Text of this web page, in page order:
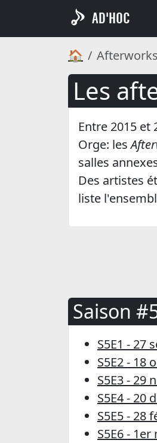
AD'HOC
🏠 Afterworks
Les
Entre 2015 et
Orge: les
salles
Des artistes
liste
Saison
S5E1 - 27
S5E2 - 18
S5E3 - 29
S5E4 - 20
S5E5 - 28
S5E6 -